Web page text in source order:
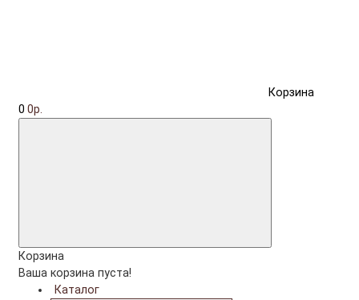
Корзина
0 0р.
Корзина
Ваша корзина пуста!
Каталог